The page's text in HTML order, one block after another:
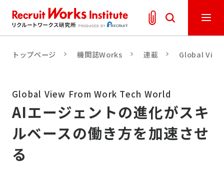
トップページ 機関誌Works 連載 Global
Global View From Work Tech World
AIエージェントの進化がスキ
ルベースの働き方を加速させ
る